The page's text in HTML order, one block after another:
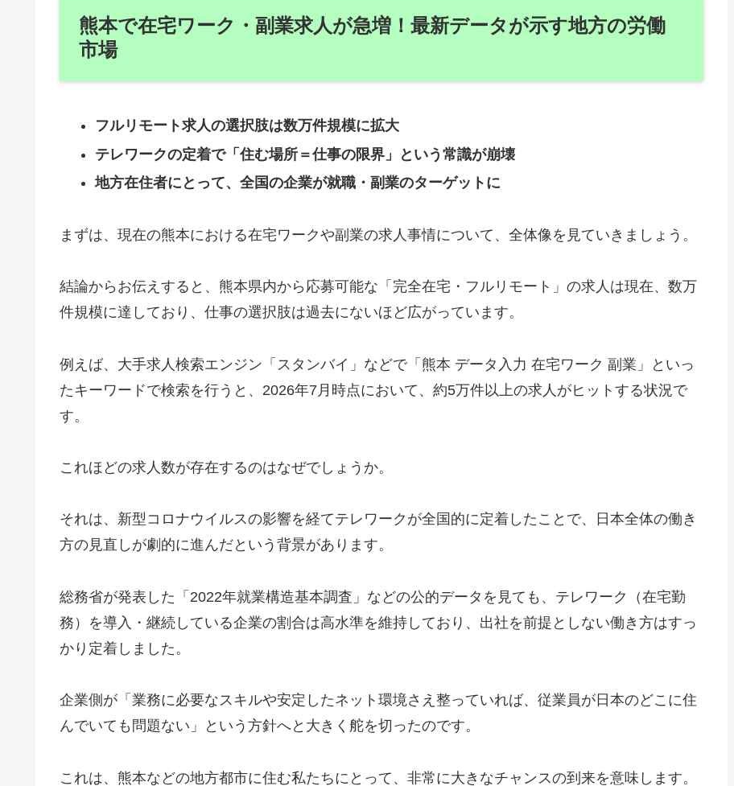
熊本で在宅ワーク・副業求人が急増！最新データが示す地方の労働
市場
フルリモート求人の選択肢は数万件規模に拡大
テレワークの定着で「住む場所＝仕事の限界」という常識が崩壊
地方在住者にとって、全国の企業が就職・副業のターゲットに
まずは、現在の熊本における在宅ワークや副業の求人事情について、全体像を見ていきましょう。
結論からお伝えすると、熊本県内から応募可能な「完全在宅・フルリモート」の求人は現在、数万
件規模に達しており、仕事の選択肢は過去にないほど広がっています。
例えば、大手求人検索エンジン「スタンバイ」などで「熊本 データ入力 在宅ワーク 副業」といっ
たキーワードで検索を行うと、2026年7月時点において、約5万件以上の求人がヒットする状況で
す。
これほどの求人数が存在するのはなぜでしょうか。
それは、新型コロナウイルスの影響を経てテレワークが全国的に定着したことで、日本全体の働き
方の見直しが劇的に進んだという背景があります。
総務省が発表した「2022年就業構造基本調査」などの公的データを見ても、テレワーク（在宅勤
務）を導入・継続している企業の割合は高水準を維持しており、出社を前提としない働き方はすっ
かり定着しました。
企業側が「業務に必要なスキルや安定したネット環境さえ整っていれば、従業員が日本のどこに住
んでいても問題ない」という方針へと大きく舵を切ったのです。
これは、熊本などの地方都市に住む私たちにとって、非常に大きなチャンスの到来を意味します。